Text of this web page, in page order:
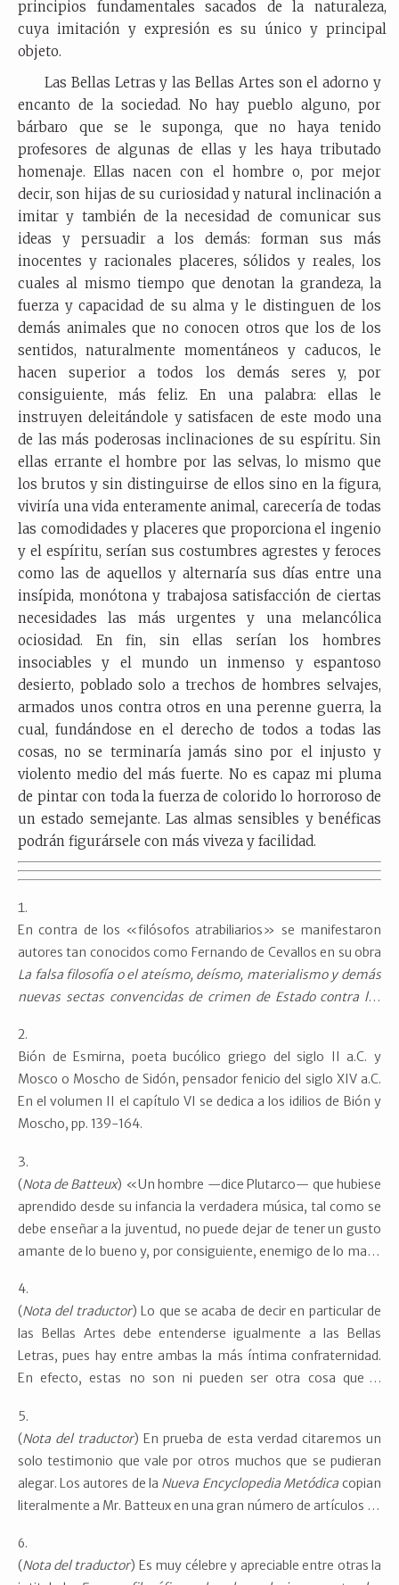
principios fundamentales sacados de la naturaleza,
cuya imitación y expresión es su único y principal
objeto.
Las Bellas Letras y las Bellas Artes son el adorno y
encanto de la sociedad. No hay pueblo alguno, por
bárbaro que se le suponga, que no haya tenido
profesores de algunas de ellas y les haya tributado
homenaje. Ellas nacen con el hombre o, por mejor
decir, son hijas de su curiosidad y natural inclinación a
imitar y también de la necesidad de comunicar sus
ideas y persuadir a los demás: forman sus más
inocentes y racionales placeres, sólidos y reales, los
cuales al mismo tiempo que denotan la grandeza, la
fuerza y capacidad de su alma y le distinguen de los
demás animales que no conocen otros que los de los
sentidos, naturalmente momentáneos y caducos, le
hacen superior a todos los demás seres y, por
consiguiente, más feliz. En una palabra: ellas le
instruyen deleitándole y satisfacen de este modo una
de las más poderosas inclinaciones de su espíritu. Sin
ellas errante el hombre por las selvas, lo mismo que
los brutos y sin distinguirse de ellos sino en la figura,
viviría una vida enteramente animal, carecería de todas
las comodidades y placeres que proporciona el ingenio
y el espíritu, serían sus costumbres agrestes y feroces
como las de aquellos y alternaría sus días entre una
insípida, monótona y trabajosa satisfacción de ciertas
necesidades las más urgentes y una melancólica
ociosidad. En fin, sin ellas serían los hombres
insociables y el mundo un inmenso y espantoso
desierto, poblado solo a trechos de hombres selvajes,
armados unos contra otros en una perenne guerra, la
cual, fundándose en el derecho de todos a todas las
cosas, no se terminaría jamás sino por el injusto y
violento medio del más fuerte. No es capaz mi pluma
de pintar con toda la fuerza de colorido lo horroroso de
un estado semejante. Las almas sensibles y benéficas
podrán figurársele con más viveza y facilidad.
En contra de los «filósofos atrabiliarios» se manifestaron
autores tan conocidos como Fernando de Cevallos en su obra
La falsa filosofía o el ateísmo, deísmo, materialismo y demás
nuevas sectas convencidas de crimen de Estado contra los
potestades legítimas
obra consta de 6 volúmenes publicados entre 1774 y 1776.
Solicitó licencia para la impresión del séptimo tomo en 1794
pero se le negó.
Bión de Esmirna, poeta bucólico griego del siglo II a.C. y
Mosco o Moscho de Sidón, pensador fenicio del siglo XIV a.C.
En el volumen II el capítulo VI se dedica a los idilios de Bión y
Moscho, pp. 139-164.
(Nota de Batteux) «Un hombre —dice Plutarco— que hubiese
aprendido desde su infancia la verdadera música, tal como se
debe enseñar a la juventud, no puede dejar de tener un gusto
amante de lo bueno y, por consiguiente, enemigo de lo malo,
deshonrará con una bajeza, será útil a su patria y observará
una arreglada conducta en la vida privada. No habrá acción o
palabra alguna suya que no sea mesurada, que no tenga en
todas las circunstancia de tiempos y lugares el carácter de la
decencia, de la moderación y del orden»,De Musica , ed. J.
costumbres
, Madrid: Gredos, 2004, XIII, & 41, 1146 a-b, pp.
espíritu de Telémaco o Máximas y reflexiones políticas y
morales del célebre poema intitulado
Las aventuras de
(Nota del traductor) Lo que se acaba de decir en particular de
las Bellas Artes debe entenderse igualmente a las Bellas
Letras, pues hay entre ambas la más íntima confraternidad.
En efecto, estas no son ni pueden ser otra cosa que la
imitación de esta expresión. Y así las unas son respecto de las
otras lo que el original respecto de su retrato o el retrato
respecto del original. Por lo demás, hay en unas y otras los
mismo rasgos, los mismos colores y los propios caracteres.
(Nota del traductor) En prueba de esta verdad citaremos un
solo testimonio que vale por otros muchos que se pudieran
alegar. Los autores de la Nueva Encyclopedia Metódica copian
literalmente a Mr. Batteux en una gran número de artículos de
convincente a favor de la preferencia que la obra de nuestro
autor logra sobre las demás de su especie en el concepto de
(Nota del traductor) Es muy célebre y apreciable entre otras la